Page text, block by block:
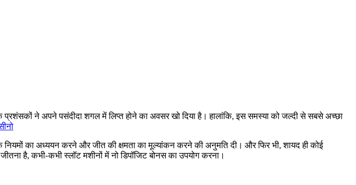
ने अपने पसंदीदा शगल में लिप्त होने का अवसर खो दिया है। हालांकि, इस समस्या को जल्दी से सबसे अच्छा
का अध्ययन करने और जीत की क्षमता का मूल्यांकन करने की अनुमति दी। और फिर भी, शायद ही कोई
है, कभी-कभी स्लॉट मशीनों में नो डिपॉजिट बोनस का उपयोग करना।